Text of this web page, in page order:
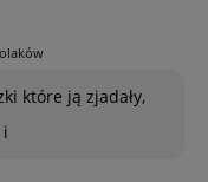
które ją zjadały,
i